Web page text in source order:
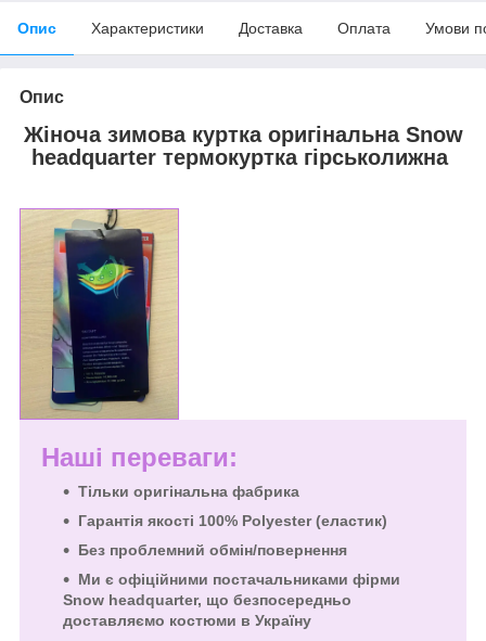
Опис Характеристики Доставка Оплата Умови
Опис
Жіноча зимова куртка оригінальна Snow
headquarter термокуртка гірськолижна
Наші переваги:
Тільки оригінальна фабрика
Гарантія якості 100% Polyester (еластик)
Без проблемний обмін/повернення
Ми є офіційними постачальниками фірми
Snow headquarter, що безпосередньо
доставляємо костюми в Україну